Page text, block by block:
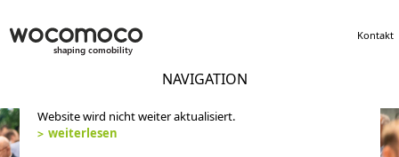
Kontakt
NAVIGATION
Website wird nicht weiter aktualisiert.
weiterlesen